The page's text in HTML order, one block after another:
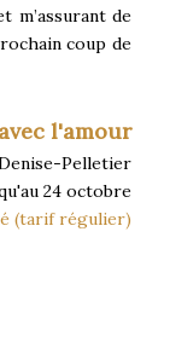
m’assurant de
coup de
l'amour
Pelletier
24 octobre
(tarif régulier)